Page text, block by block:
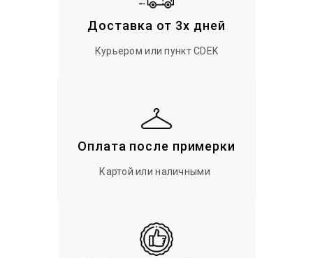
Доставка от 3х дней
Курьером или пункт CDEK
Оплата после примерки
Картой или наличными